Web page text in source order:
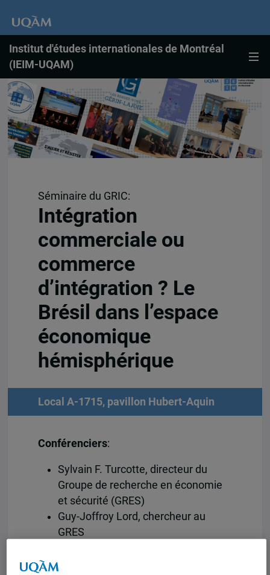
Institut d'études internationales de Montréal
(IEIM-UQAM)
Séminaire du GRIC:
Intégration
commerciale ou
commerce
d’intégration ? Le
Brésil dans l’espace
économique
hémisphérique
Local A-1715, pavillon Hubert-Aquin
Conférenciers:
Sylvain F. Turcotte, directeur du
Groupe de recherche en économie
et sécurité (GRES)
Guy-Joffroy Lord, chercheur au
GRES
de 12h30 à 14h00